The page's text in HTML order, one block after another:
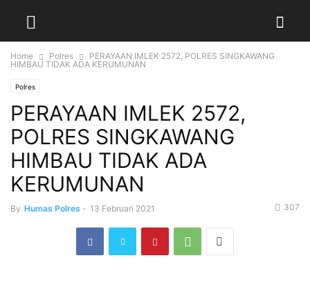
Home Polres
PERAYAAN IMLEK 2572, POLRES SINGKAWANG
HIMBAU TIDAK ADA KERUMUNAN
Polres
PERAYAAN IMLEK 2572,
POLRES SINGKAWANG
HIMBAU TIDAK ADA
KERUMUNAN
By Humas Polres - 13 Februari 2021 307